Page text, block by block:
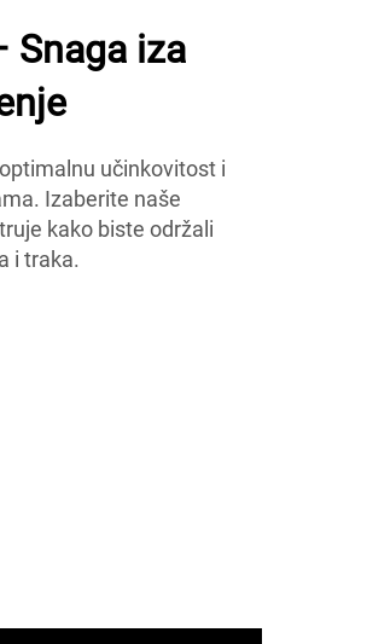
Snaga iza
učinkovitost i
Izaberite naše
kako biste održali
i traka.